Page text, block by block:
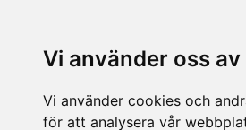
Vi använder oss
Vi använder cookies och
för att analysera vår